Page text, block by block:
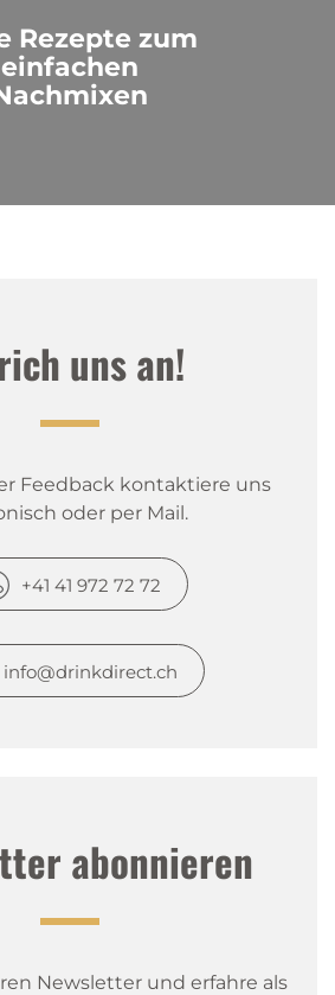
Rezepte zum
einfachen
uns an!
Feedback kontaktiere uns
oder per Mail.
+41 41 972 72 72
info@drinkdirect.ch
abonnieren
Newsletter und erfahre als